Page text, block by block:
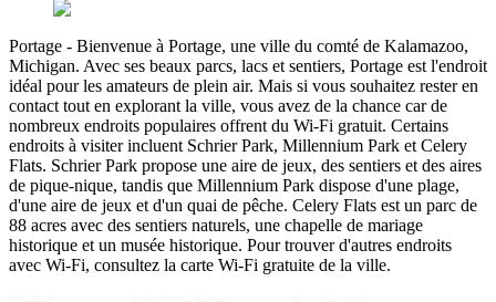
Portage - Bienvenue à Portage, une ville du comté de Kalamazoo,
Michigan. Avec ses beaux parcs, lacs et sentiers, Portage est l'endroit
idéal pour les amateurs de plein air. Mais si vous souhaitez rester en
contact tout en explorant la ville, vous avez de la chance car de
nombreux endroits populaires offrent du Wi-Fi gratuit. Certains
endroits à visiter incluent Schrier Park, Millennium Park et Celery
Flats. Schrier Park propose une aire de jeux, des sentiers et des aires
de pique-nique, tandis que Millennium Park dispose d'une plage,
d'une aire de jeux et d'un quai de pêche. Celery Flats est un parc de
88 acres avec des sentiers naturels, une chapelle de mariage
historique et un musée historique. Pour trouver d'autres endroits
avec Wi-Fi, consultez la carte Wi-Fi gratuite de la ville.